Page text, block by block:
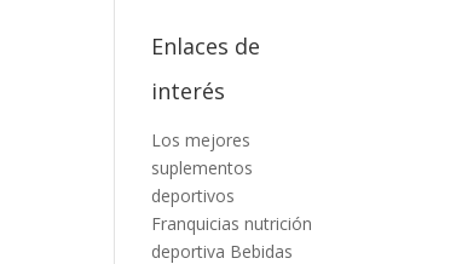
Enlaces de
interés
Los mejores
suplementos
deportivos
Franquicias nutrición
deportiva Bebidas